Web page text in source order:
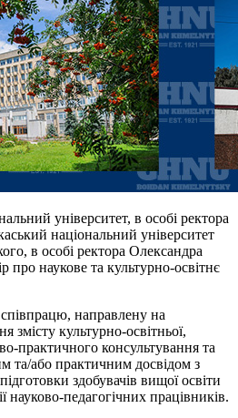
університет, в особі ректора
національний університет
в особі ректора Олександра
про наукове та культурно-освітнє
направлену на
змісту культурно-освітньої,
практичного консультування та
та/або практичним досвідом з
здобувачів вищої освіти
науково-педагогічних працівників.